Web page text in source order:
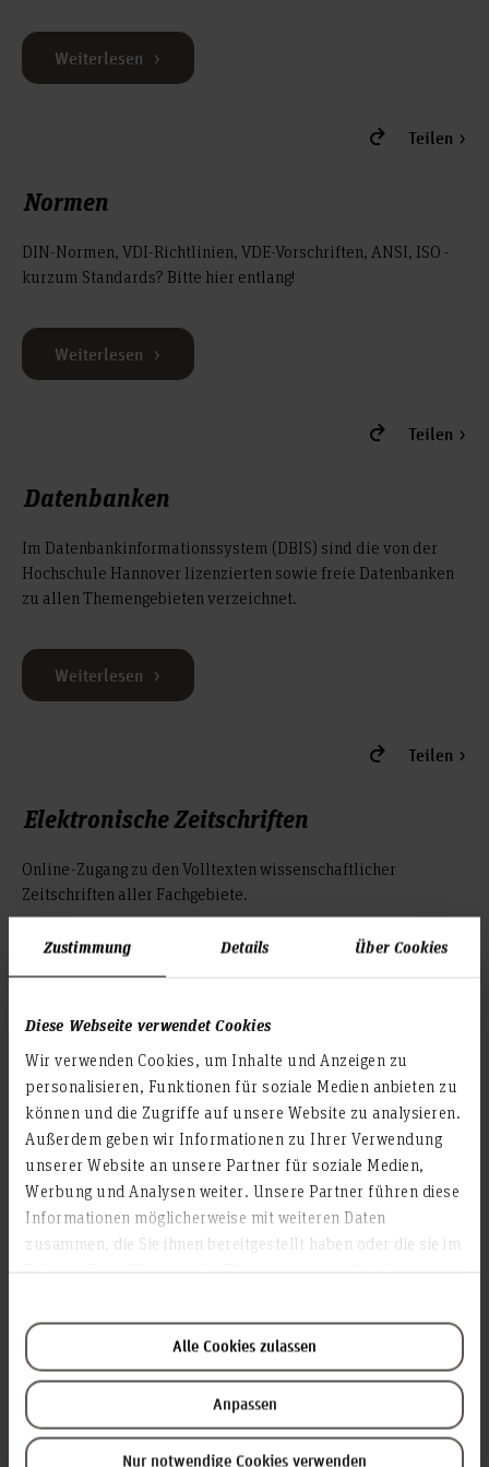
Zustimmung Details Über Cookies
Diese Webseite verwendet Cookies
Wir verwenden Cookies, um Inhalte und Anzeigen zu
personalisieren, Funktionen für soziale Medien anbieten zu
können und die Zugriffe auf unsere Website zu analysieren.
Außerdem geben wir Informationen zu Ihrer Verwendung
unserer Website an unsere Partner für soziale Medien,
Werbung und Analysen weiter. Unsere Partner führen diese
Informationen möglicherweise mit weiteren Daten
zusammen, die Sie ihnen bereitgestellt haben oder die sie im
Alle Cookies zulassen
Anpassen
Nur notwendige Cookies verwenden
Weiterlesen
Teilen
Normen
DIN-Normen, VDI-Richtlinien, VDE-Vorschriften, ANSI, ISO -
kurzum Standards? Bitte hier entlang!
Weiterlesen
Teilen
Datenbanken
Im Datenbankinformationssystem (DBIS) sind die von der
Hochschule Hannover lizenzierten sowie freie Datenbanken
zu allen Themengebieten verzeichnet.
Weiterlesen
Teilen
Elektronische Zeitschriften
Online-Zugang zu den Volltexten wissenschaftlicher
Zeitschriften aller Fachgebiete.
Weiterlesen
Abschlussarbeiten
Am Ende eines erfolgreichen HsH-Studiums steht die
Abschlussarbeit - einige Arbeiten werden auch veröffentlicht.
FAQ zur Literatursuche
Ist die von mir gesuchte Literatur in der Bibliothek der
Hochschule Hannover vorhanden?